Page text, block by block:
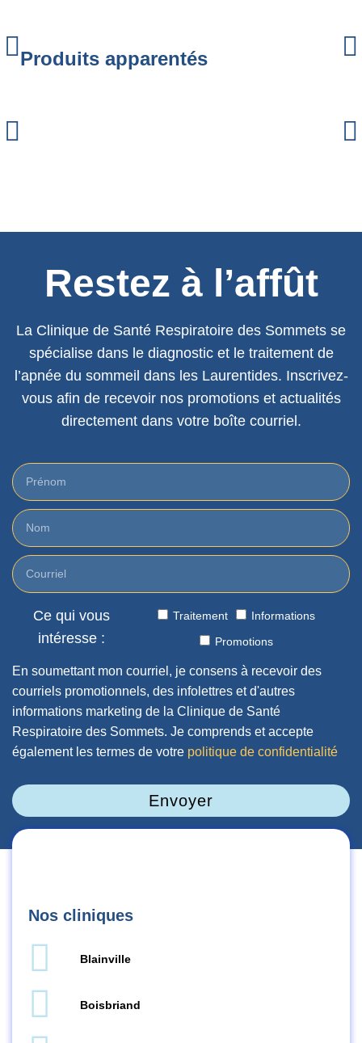
Produits apparentés
Restez à l’affût
La Clinique de Santé Respiratoire des Sommets se
spécialise dans le diagnostic et le traitement de
l’apnée du sommeil dans les Laurentides. Inscrivez-
vous afin de recevoir nos promotions et actualités
directement dans votre boîte courriel.
Ce qui vous
intéresse :
Traitement
Informations
Promotions
En soumettant mon courriel, je consens à recevoir des
courriels promotionnels, des infolettres et d'autres
informations marketing de la Clinique de Santé
Respiratoire des Sommets. Je comprends et accepte
également les termes de votre politique de confidentialité
Envoyer
Nos cliniques
Blainville
Boisbriand